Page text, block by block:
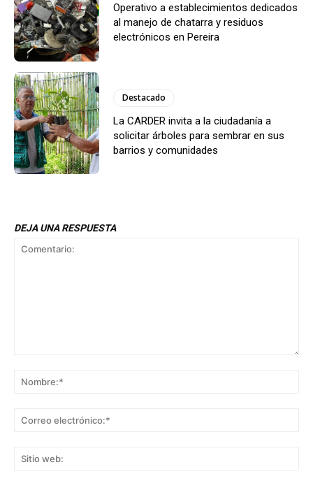
Operativo a establecimientos dedicados
al manejo de chatarra y residuos
electrónicos en Pereira
Destacado
La CARDER invita a la ciudadanía a
solicitar árboles para sembrar en sus
barrios y comunidades
DEJA UNA RESPUESTA